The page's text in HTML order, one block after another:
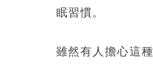
眠習慣。
雖然有人擔心這